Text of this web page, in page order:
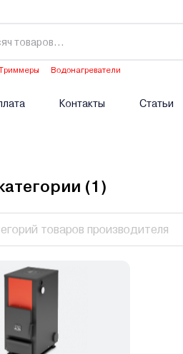
Водонагреватели
Контакты Статьи
(1 )